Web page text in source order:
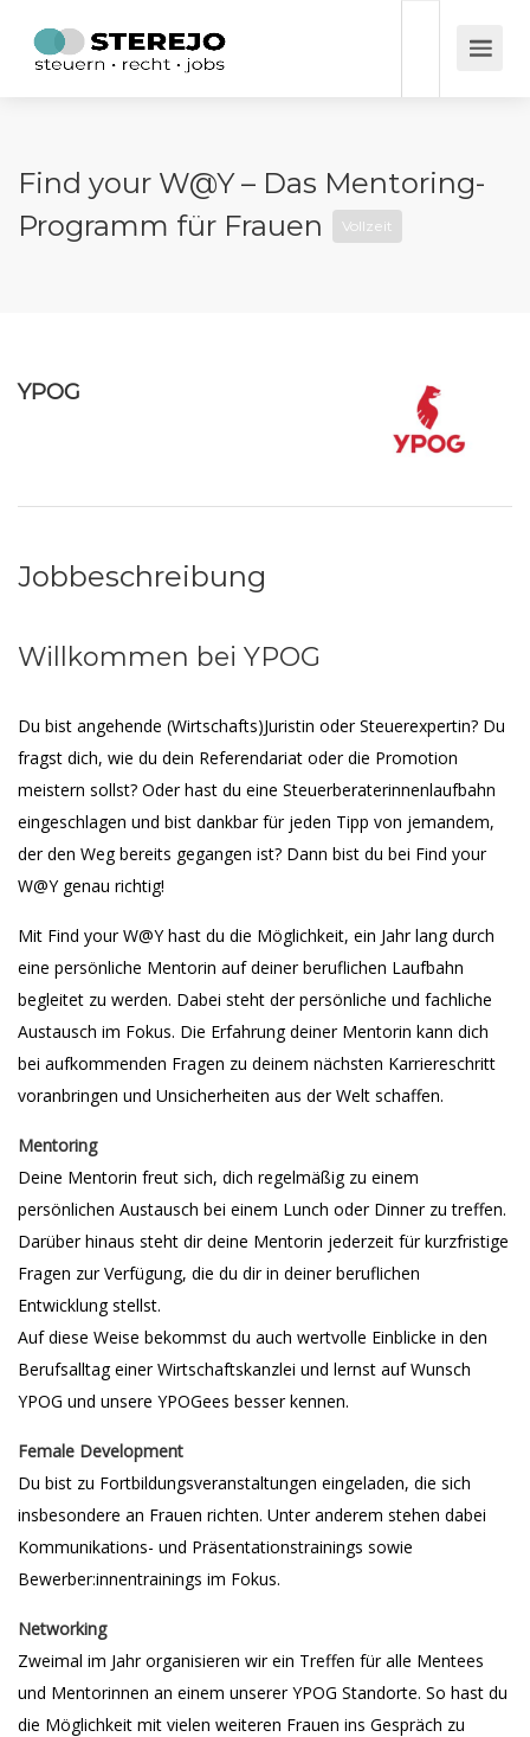
Find your W@Y – Das Mentoring-
Programm für Frauen
Vollzeit
YPOG
Jobbeschreibung
Willkommen bei YPOG
Du bist angehende (Wirtschafts)Juristin oder Steuerexpertin? Du
fragst dich, wie du dein Referendariat oder die Promotion
meistern sollst? Oder hast du eine Steuerberaterinnenlaufbahn
eingeschlagen und bist dankbar für jeden Tipp von jemandem,
der den Weg bereits gegangen ist? Dann bist du bei Find your
W@Y genau richtig!
Mit Find your W@Y hast du die Möglichkeit, ein Jahr lang durch
eine persönliche Mentorin auf deiner beruflichen Laufbahn
begleitet zu werden. Dabei steht der persönliche und fachliche
Austausch im Fokus. Die Erfahrung deiner Mentorin kann dich
bei aufkommenden Fragen zu deinem nächsten Karriereschritt
voranbringen und Unsicherheiten aus der Welt schaffen.
Mentoring
Deine Mentorin freut sich, dich regelmäßig zu einem
persönlichen Austausch bei einem Lunch oder Dinner zu treffen.
Darüber hinaus steht dir deine Mentorin jederzeit für kurzfristige
Fragen zur Verfügung, die du dir in deiner beruflichen
Entwicklung stellst.
Auf diese Weise bekommst du auch wertvolle Einblicke in den
Berufsalltag einer Wirtschaftskanzlei und lernst auf Wunsch
YPOG und unsere YPOGees besser kennen.
Female Development
Du bist zu Fortbildungsveranstaltungen eingeladen, die sich
insbesondere an Frauen richten. Unter anderem stehen dabei
Kommunikations- und Präsentationstrainings sowie
Bewerber:innentrainings im Fokus.
Networking
Zweimal im Jahr organisieren wir ein Treffen für alle Mentees
und Mentorinnen an einem unserer YPOG Standorte. So hast du
die Möglichkeit mit vielen weiteren Frauen ins Gespräch zu